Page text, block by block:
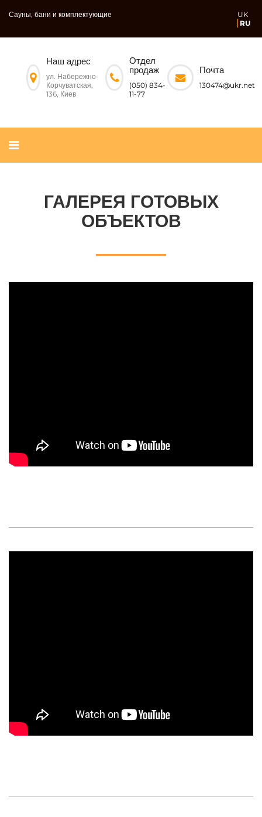
Сауны, бани и комплектующие
UK
RU
Наш адрес
ул. Набережно-
Корчуватская,
136, Киев
Отдел
продаж
(050) 834-
11-77
Почта
130474@ukr.net
ГАЛЕРЕЯ ГОТОВЫХ
ОБЪЕКТОВ